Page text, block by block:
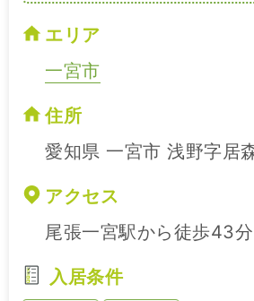
エリア
一宮市
住所
愛知県 一宮市 浅野字居
アクセス
尾張一宮駅から徒歩43分
入居条件